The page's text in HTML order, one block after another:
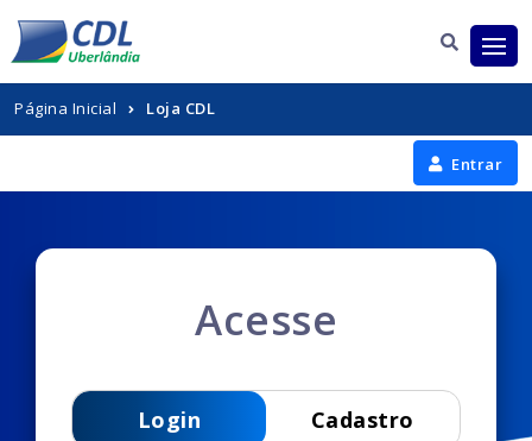
Página Inicial Loja CDL
Entrar
Acesse
Login Cadastro